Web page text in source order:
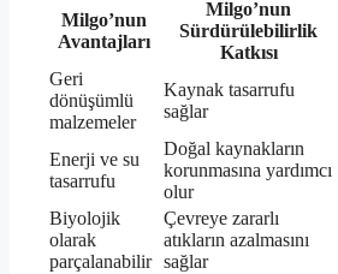
Milgo’nun
Avantajları
Milgo’nun
Sürdürülebilirlik
Katkısı
Geri
dönüşümlü
malzemeler
Kaynak tasarrufu
sağlar
Enerji ve su
tasarrufu
Doğal kaynakların
korunmasına yardımcı
olur
Biyolojik
olarak
parçalanabilir
Çevreye zararlı
atıkların azalmasını
sağlar